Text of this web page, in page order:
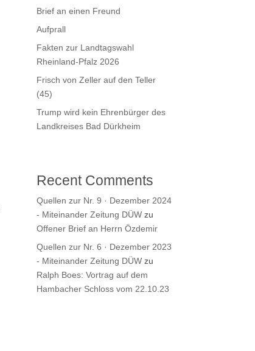
Brief an einen Freund
Aufprall
Fakten zur Landtagswahl
Rheinland-Pfalz 2026
Frisch von Zeller auf den Teller
(45)
Trump wird kein Ehrenbürger des
Landkreises Bad Dürkheim
Recent Comments
Quellen zur Nr. 9 · Dezember 2024
- Miteinander Zeitung DÜW zu
Offener Brief an Herrn Özdemir
Quellen zur Nr. 6 · Dezember 2023
- Miteinander Zeitung DÜW zu
Ralph Boes: Vortrag auf dem
Hambacher Schloss vom 22.10.23